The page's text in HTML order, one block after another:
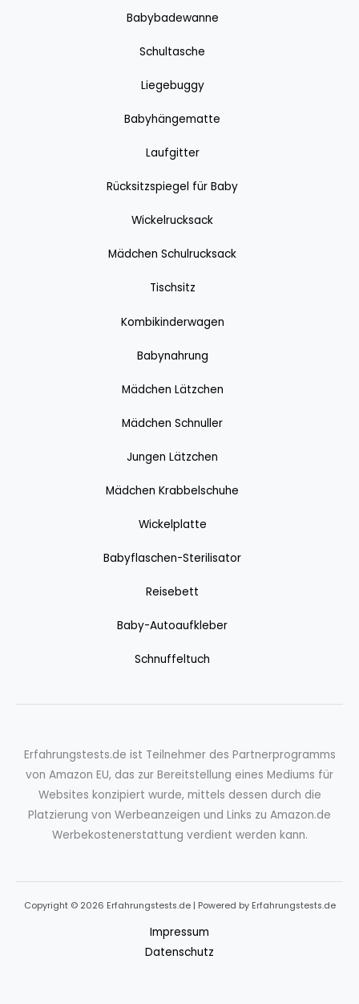
Babybadewanne
Schultasche
Liegebuggy
Babyhängematte
Laufgitter
Rücksitzspiegel für Baby
Wickelrucksack
Mädchen Schulrucksack
Tischsitz
Kombikinderwagen
Babynahrung
Mädchen Lätzchen
Mädchen Schnuller
Jungen Lätzchen
Mädchen Krabbelschuhe
Wickelplatte
Babyflaschen-Sterilisator
Reisebett
Baby-Autoaufkleber
Schnuffeltuch
Erfahrungstests.de ist Teilnehmer des Partnerprogramms
von Amazon EU, das zur Bereitstellung eines Mediums für
Websites konzipiert wurde, mittels dessen durch die
Platzierung von Werbeanzeigen und Links zu Amazon.de
Werbekostenerstattung verdient werden kann.
Copyright © 2026 Erfahrungstests.de | Powered by Erfahrungstests.de
Impressum
Datenschutz